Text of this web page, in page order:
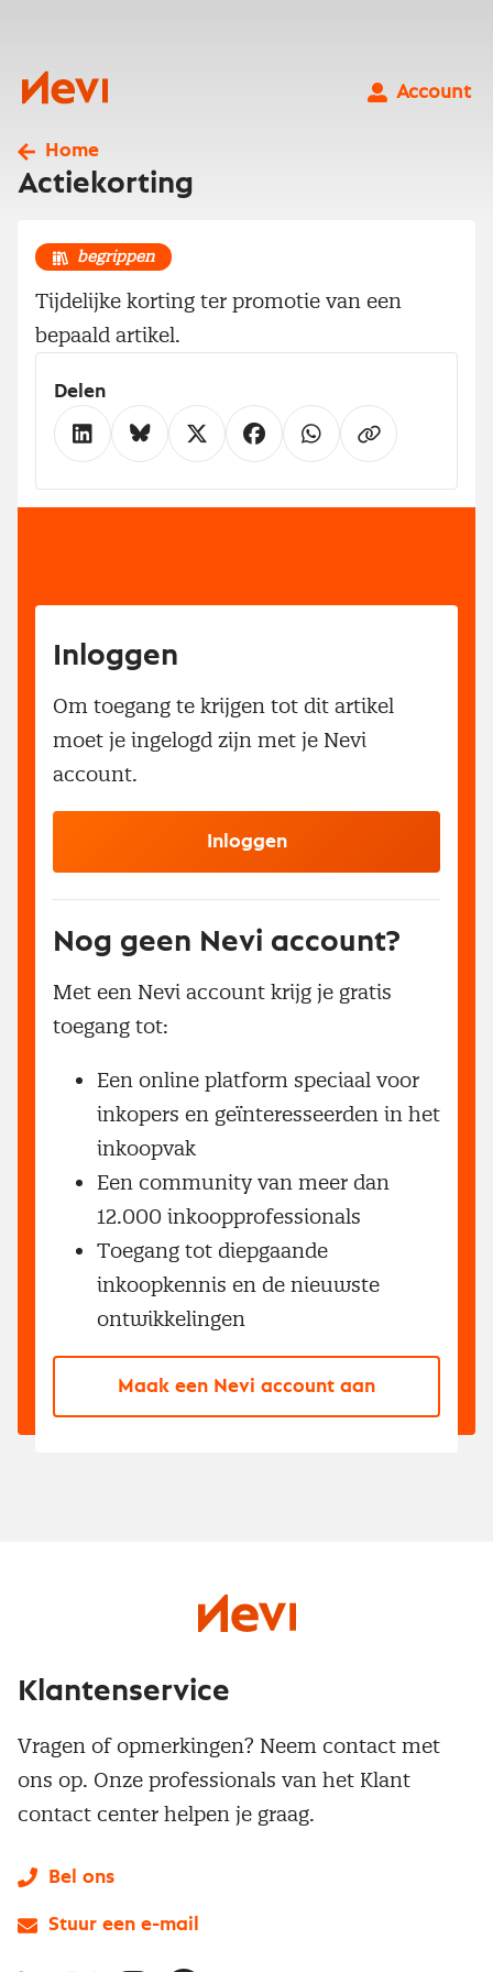
Nevi
Account
Home
Actiekorting
begrippen
Tijdelijke korting ter promotie van een
bepaald artikel.
Delen
Inloggen
Om toegang te krijgen tot dit artikel
moet je ingelogd zijn met je Nevi
account.
Inloggen
Nog geen Nevi account?
Met een Nevi account krijg je gratis
toegang tot:
Een online platform speciaal voor
inkopers en geïnteresseerden in het
inkoopvak
Een community van meer dan
12.000 inkoopprofessionals
Toegang tot diepgaande
inkoopkennis en de nieuwste
ontwikkelingen
Maak een Nevi account aan
Klantenservice
Vragen of opmerkingen? Neem contact met
ons op. Onze professionals van het Klant
contact center helpen je graag.
Bel ons
Stuur een e-mail